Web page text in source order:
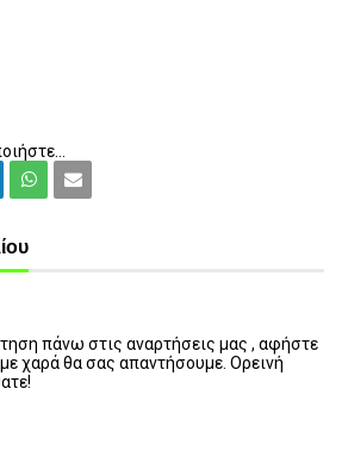
πάνω στις αναρτήσεις μας , αφήστε
χαρά θα σας απαντήσουμε. Ορεινή